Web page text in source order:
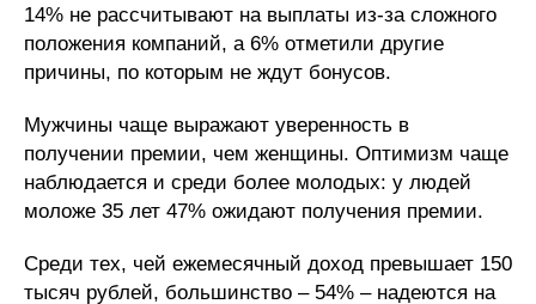
14% не рассчитывают на выплаты из-за сложного
положения компаний, а 6% отметили другие
причины, по которым не ждут бонусов.
Мужчины чаще выражают уверенность в
получении премии, чем женщины. Оптимизм чаще
наблюдается и среди более молодых: у людей
моложе 35 лет 47% ожидают получения премии.
Среди тех, чей ежемесячный доход превышает 150
тысяч рублей, большинство – 54% – надеются на